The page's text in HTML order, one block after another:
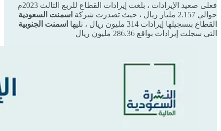
فعلى صعيد الإيرادات ، بلغت إيرادات القطاع للربع الثالث 2023م
حوالي 2.157 مليار ريال ، حيث تصدرت شركة
اسمنت السعودية
القطاع بتسجيلها إيرادات 314 مليون ريال ، تليها
اسمنت الجنوبية
التي سجلت إيرادات بواقع 286.36 مليون ريال